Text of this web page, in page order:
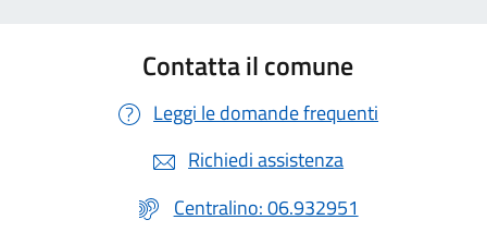
Contatta il comune
Leggi le domande frequenti
Richiedi assistenza
Centralino: 06.932951